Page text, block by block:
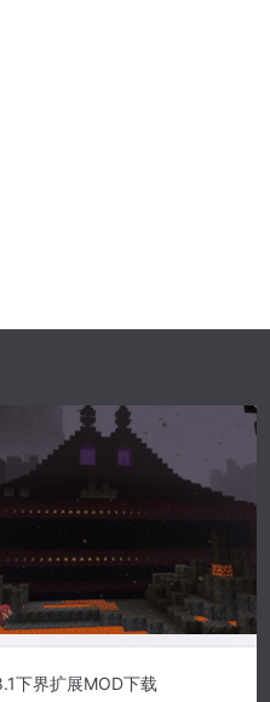
下界扩展MOD下载